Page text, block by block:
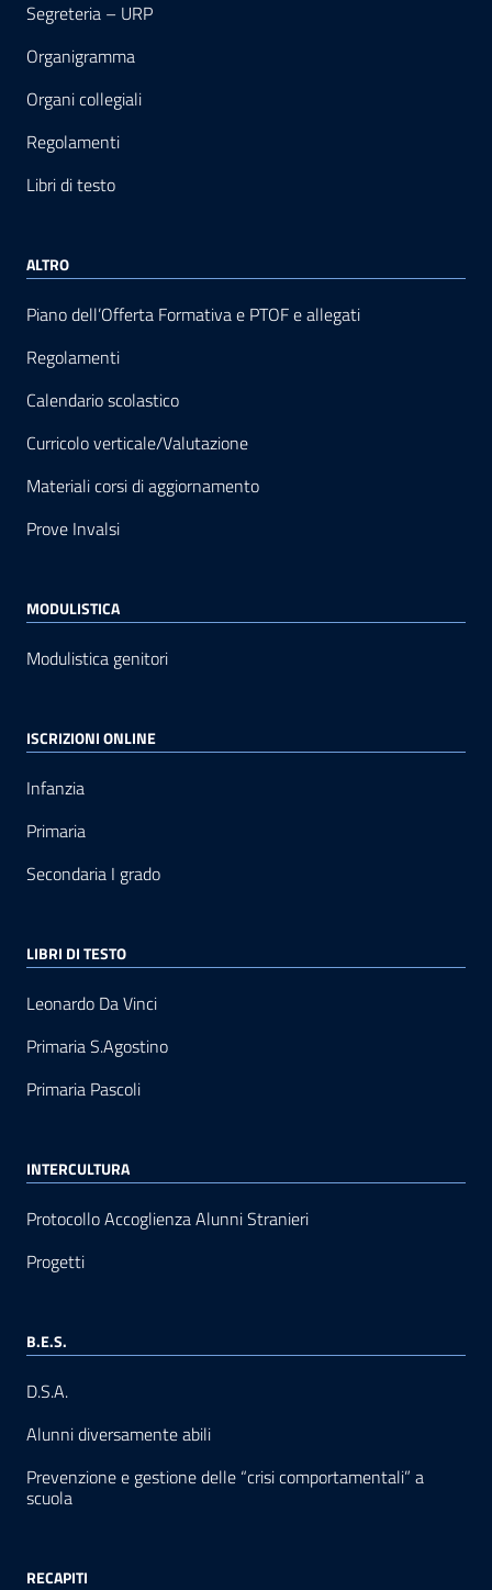
Segreteria – URP
Organigramma
Organi collegiali
Regolamenti
Libri di testo
ALTRO
Piano dell’Offerta Formativa e PTOF e allegati
Regolamenti
Calendario scolastico
Curricolo verticale/Valutazione
Materiali corsi di aggiornamento
Prove Invalsi
MODULISTICA
Modulistica genitori
ISCRIZIONI ONLINE
Infanzia
Primaria
Secondaria I grado
LIBRI DI TESTO
Leonardo Da Vinci
Primaria S.Agostino
Primaria Pascoli
INTERCULTURA
Protocollo Accoglienza Alunni Stranieri
Progetti
B.E.S.
D.S.A.
Alunni diversamente abili
Prevenzione e gestione delle “crisi comportamentali” a
scuola
RECAPITI